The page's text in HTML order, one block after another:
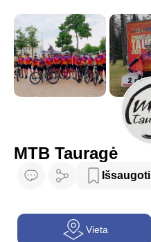
MTB Tauragė
Išsaugoti
Vieta